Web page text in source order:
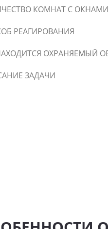
КОМНАТ С ОКНАМИ
РЕАГИРОВАНИЯ
ОХРАНЯЕМЫЙ
ЗАДАЧИ